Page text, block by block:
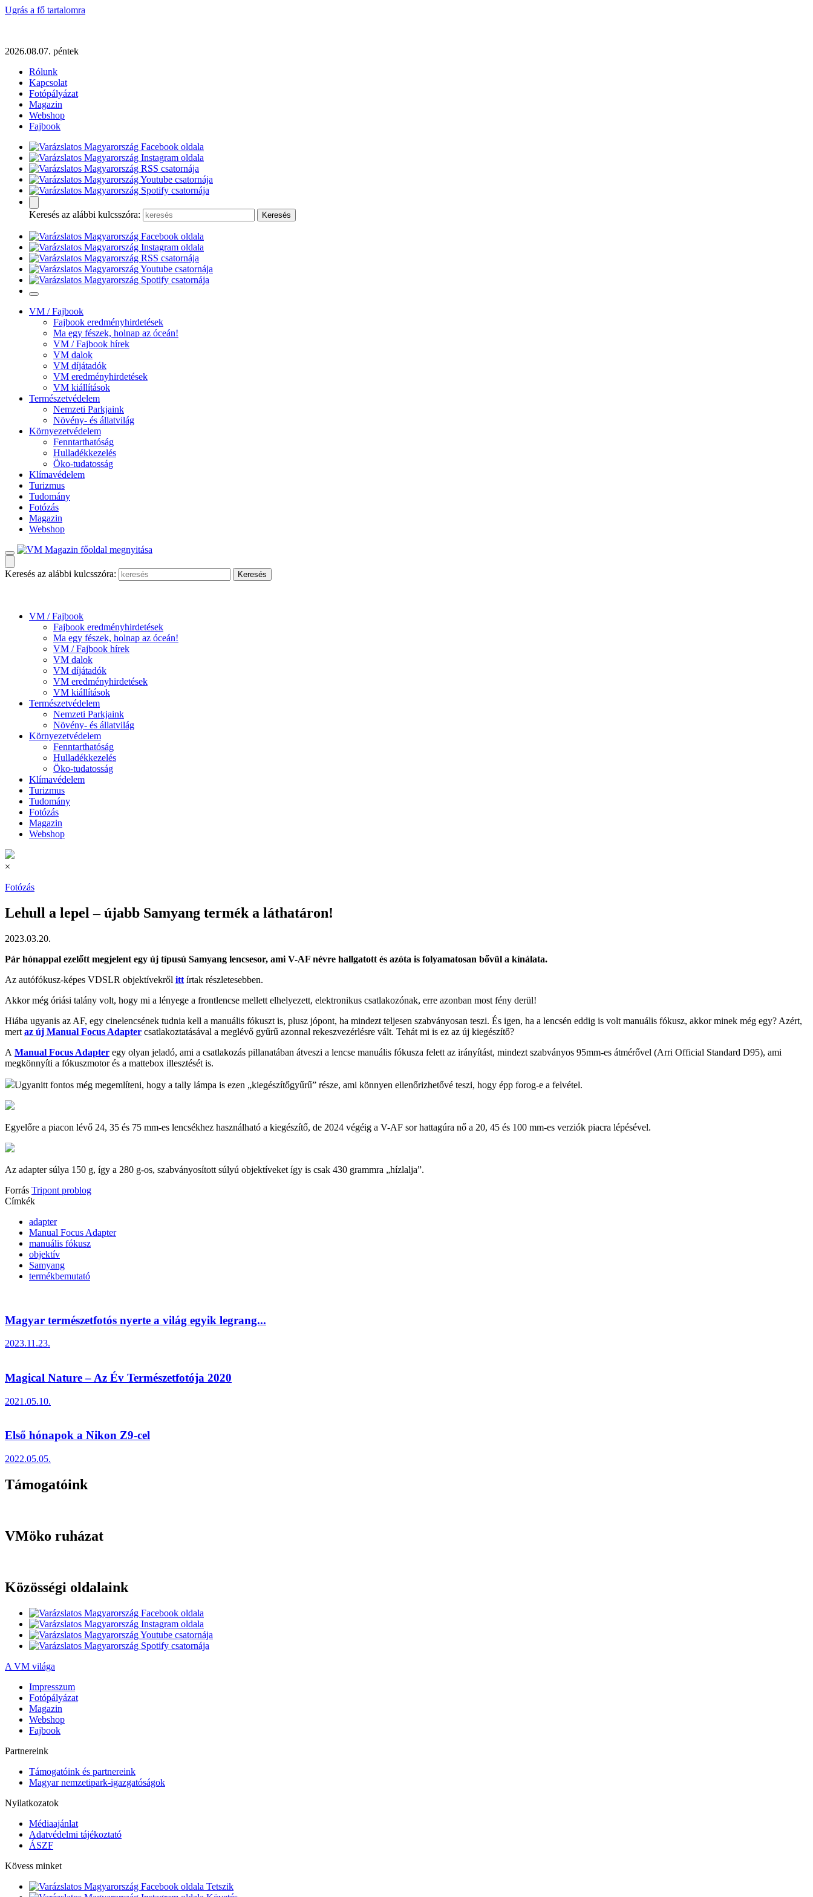
Ugrás a fő tartalomra
2026.08.07. péntek
Rólunk
Kapcsolat
Fotópályázat
Magazin
Webshop
Fajbook
Keresés az alábbi kulcsszóra:
VM / Fajbook
Fajbook eredményhirdetések
Ma egy fészek, holnap az óceán!
VM / Fajbook hírek
VM dalok
VM díjátadók
VM eredményhirdetések
VM kiállítások
Természetvédelem
Nemzeti Parkjaink
Növény- és állatvilág
Környezetvédelem
Fenntarthatóság
Hulladékkezelés
Öko-tudatosság
Klímavédelem
Turizmus
Tudomány
Fotózás
Magazin
Webshop
Keresés az alábbi kulcsszóra:
VM / Fajbook
Fajbook eredményhirdetések
Ma egy fészek, holnap az óceán!
VM / Fajbook hírek
VM dalok
VM díjátadók
VM eredményhirdetések
VM kiállítások
Természetvédelem
Nemzeti Parkjaink
Növény- és állatvilág
Környezetvédelem
Fenntarthatóság
Hulladékkezelés
Öko-tudatosság
Klímavédelem
Turizmus
Tudomány
Fotózás
Magazin
Webshop
×
Fotózás
Lehull a lepel – újabb Samyang termék a láthatáron!
2023.03.20.
Pár hónappal ezelőtt megjelent egy új típusú Samyang lencsesor, ami V-AF névre hallgatott és azóta is folyamatosan bővül a kínálata.
Az autófókusz-képes VDSLR objektívekről itt írtak részletesebben.
Akkor még óriási talány volt, hogy mi a lényege a frontlencse mellett elhelyezett, elektronikus csatlakozónak, erre azonban most fény derül!
Hiába ugyanis az AF, egy cinelencsének tudnia kell a manuális fókuszt is, plusz jópont, ha mindezt teljesen szabványosan teszi. És igen, ha a lencsén eddig is volt manuális fókusz, akkor minek még egy? Azért,
mert az új Manual Focus Adapter csatlakoztatásával a meglévő gyűrű azonnal rekeszvezérlésre vált. Tehát mi is ez az új kiegészítő?
A Manual Focus Adapter egy olyan jeladó, ami a csatlakozás pillanatában átveszi a lencse manuális fókusza felett az irányítást, mindezt szabványos 95mm-es átmérővel (Arri Official Standard D95), ami
megkönnyíti a fókuszmotor és a mattebox illesztését is.
Ugyanitt fontos még megemlíteni, hogy a tally lámpa is ezen „kiegészítőgyűrű” része, ami könnyen ellenőrizhetővé teszi, hogy épp forog-e a felvétel.
Egyelőre a piacon lévő 24, 35 és 75 mm-es lencsékhez használható a kiegészítő, de 2024 végéig a V-AF sor hattagúra nő a 20, 45 és 100 mm-es verziók piacra lépésével.
Az adapter súlya 150 g, így a 280 g-os, szabványosított súlyú objektíveket így is csak 430 grammra „hízlalja”.
Forrás Tripont problog
Címkék
adapter
Manual Focus Adapter
manuális fókusz
objektív
Samyang
termékbemutató
Magyar természetfotós nyerte a világ egyik legrang...
2023.11.23.
Magical Nature – Az Év Természetfotója 2020
2021.05.10.
Első hónapok a Nikon Z9-cel
2022.05.05.
Támogatóink
VMöko ruházat
Közösségi oldalaink
A VM világa
Impresszum
Fotópályázat
Magazin
Webshop
Fajbook
Partnereink
Támogatóink és partnereink
Magyar nemzetipark-igazgatóságok
Nyilatkozatok
Médiaajánlat
Adatvédelmi tájékoztató
ÁSZF
Kövess minket
Tetszik